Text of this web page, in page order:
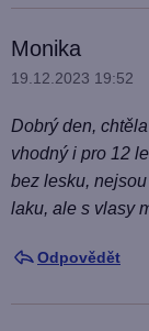
Monika
19.12.2023 19:52
Dobrý den,
vhodný i pro 12
bez lesku,
laku, ale s vlasy
Odpovědět